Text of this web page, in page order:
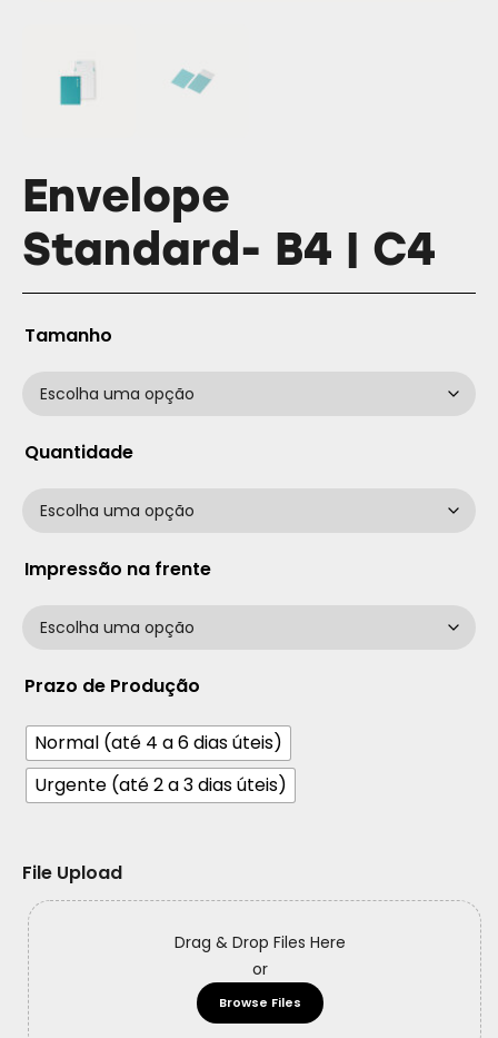
Envelope
Standard- B4 | C4
Tamanho
Quantidade
Impressão na frente
Prazo de Produção
Normal (até 4 a 6 dias úteis)
Urgente (até 2 a 3 dias úteis)
File Upload
Drag & Drop Files Here
or
Browse Files